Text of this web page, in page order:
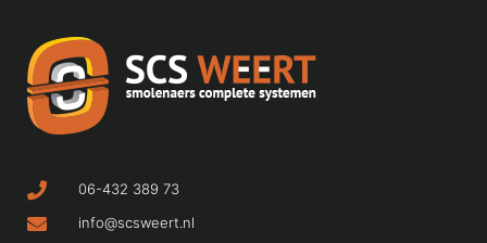
06-432 389 73
info@scsweert.nl